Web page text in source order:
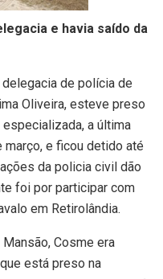
e havia saído da
de polícia de
Oliveira, esteve preso
a última
e ficou detido até
da policia civil dão
foi por participar com
em Retirolândia.
Cosme era
está preso na